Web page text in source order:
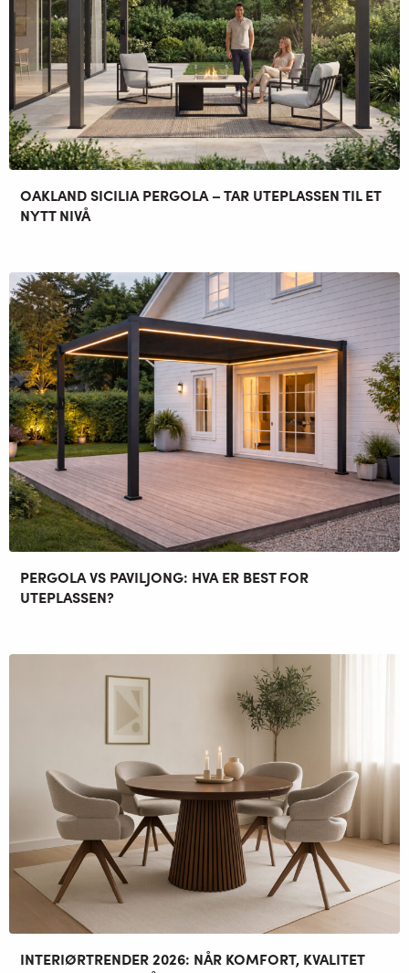
OAKLAND SICILIA PERGOLA – TAR UTEPLASSEN TIL ET
NYTT NIVÅ
PERGOLA VS PAVILJONG: HVA ER BEST FOR
UTEPLASSEN?
INTERIØRTRENDER 2026: NÅR KOMFORT, KVALITET